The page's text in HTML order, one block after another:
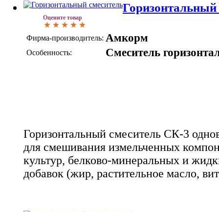
Оцените товар
Фирма-производитель: Амкорм
Особенность: Смеситель
Горизонтальный смеситель СК-3
для смешивания измельченных
культур, белково-минеральных и
добавок (жир, растительное масло,